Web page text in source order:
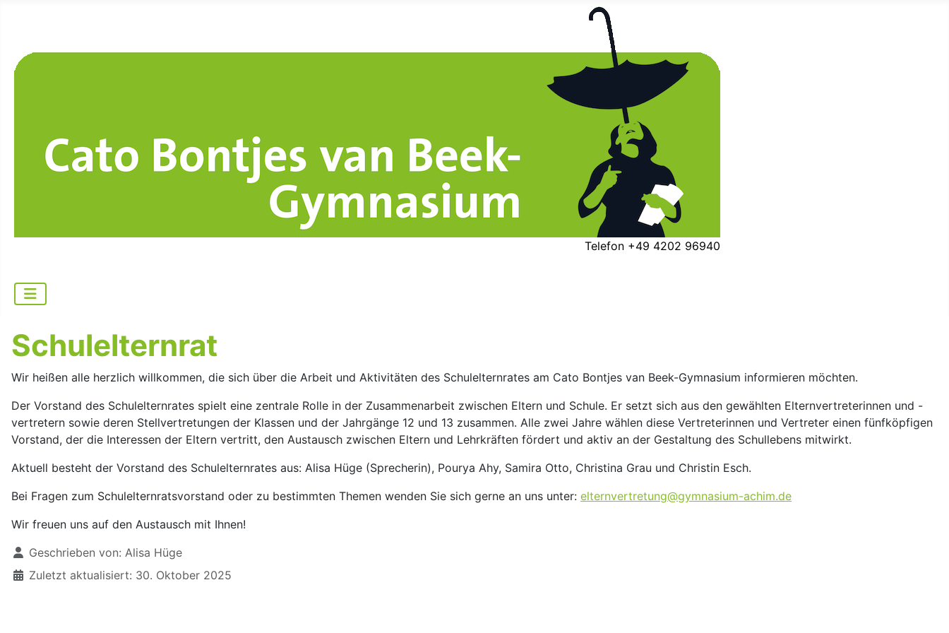
Telefon +49 4202 96940
Schulelternrat
Wir heißen alle herzlich willkommen, die sich über die Arbeit und Aktivitäten des Schulelternrates am Cato Bontjes van Beek-Gymnasium informieren möchten.
Der Vorstand des Schulelternrates spielt eine zentrale Rolle in der Zusammenarbeit zwischen Eltern und Schule. Er setzt sich aus den gewählten Elternvertreterinnen und -
vertretern sowie deren Stellvertretungen der Klassen und der Jahrgänge 12 und 13 zusammen. Alle zwei Jahre wählen diese Vertreterinnen und Vertreter einen fünfköpfigen
Vorstand, der die Interessen der Eltern vertritt, den Austausch zwischen Eltern und Lehrkräften fördert und aktiv an der Gestaltung des Schullebens mitwirkt.
Aktuell besteht der Vorstand des Schulelternrates aus: Alisa Hüge (Sprecherin), Pourya Ahy, Samira Otto, Christina Grau und Christin Esch.
Bei Fragen zum Schulelternratsvorstand oder zu bestimmten Themen wenden Sie sich gerne an uns unter: elternvertretung@gymnasium-achim.de
Wir freuen uns auf den Austausch mit Ihnen!
DetailsGeschrieben von: Alisa Hüge
Zuletzt aktualisiert: 30. Oktober 2025